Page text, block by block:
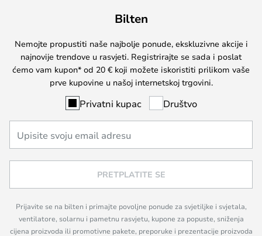
Bilten
Nemojte propustiti naše najbolje ponude, ekskluzivne akcije i
najnovije trendove u rasvjeti. Registrirajte se sada i poslat
ćemo vam kupon* od 20 € koji možete iskoristiti prilikom vaše
prve kupovine u našoj internetskoj trgovini.
Privatni kupac Društvo
PRETPLATITE SE
Prijavite se na bilten i primajte povoljne ponude za svjetiljke i svjetala,
ventilatore, solarnu i pametnu rasvjetu, kupone za popuste, sniženja
cijena proizvoda ili promotivne pakete, preporuke i prezentacije proizvoda